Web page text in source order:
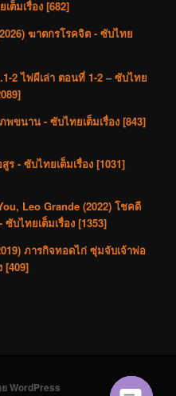
ต็มเรื่อง [682]
ฆาตกรโรคจิต - ซับไทย
2 ไพ่ผีเล่า ตอนที่ 1-2 – ซับไทย
พขนาน - ซับไทยเต็มเรื่อง [843]
ร - ซับไทยเต็มเรื่อง [1031]
Leo Grande (2022) โชคดี
บไทยเต็มเรื่อง [1353]
ภารกิจทอดไก่ ซุ่มจับเจ้าพ่อ
[409]
WordPress